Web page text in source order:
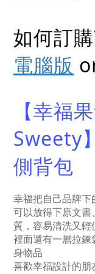
如何訂
電腦版
【幸福
Sweety
側背包
幸福把自己品牌
可以放得下原文
質，容易清洗又輕
裡面還有一層拉
身物品
喜歡幸福設計的朋